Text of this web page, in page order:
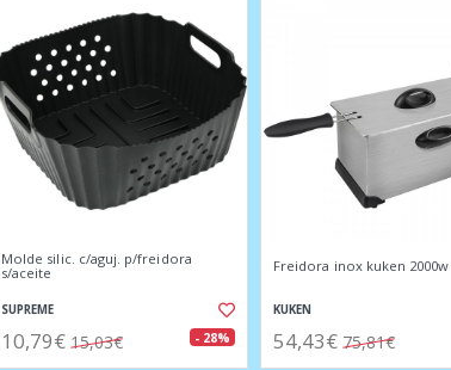
Molde silic. c/aguj. p/freidora
s/aceite
SUPREME
10,79€ 15,03€ - 28%
Freidora inox kuken 2000w
KUKEN
54,43€ 75,81€